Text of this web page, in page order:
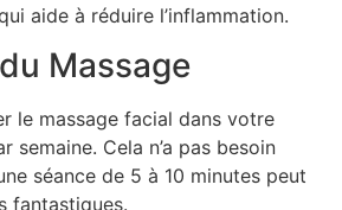
aide à réduire l’inflammation.
Massage
le massage facial dans votre
semaine. Cela n’a pas besoin
séance de 5 à 10 minutes peut
fantastiques.